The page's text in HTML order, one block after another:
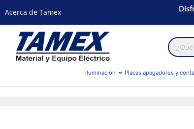
Acerca de Tamex
de
Iluminación Placas apagadores y